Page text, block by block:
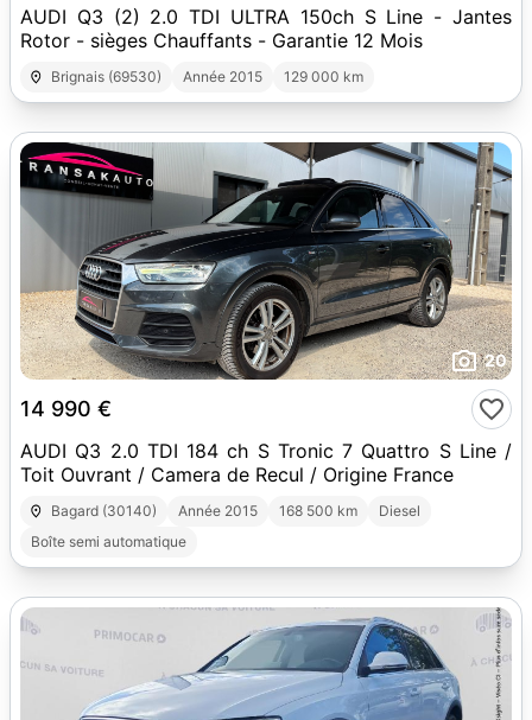
AUDI Q3 (2) 2.0 TDI ULTRA 150ch S Line - Jantes
Rotor - sièges Chauffants - Garantie 12 Mois
Brignais (69530) Année 2015 129 000 km
20
14 990 €
AUDI Q3 2.0 TDI 184 ch S Tronic 7 Quattro S Line /
Toit Ouvrant / Camera de Recul / Origine France
Bagard (30140) Année 2015 168 500 km
Diesel
Boîte semi automatique